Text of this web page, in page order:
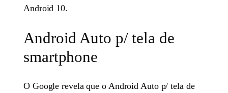
Android 10.
Android Auto p/ tela de
smartphone
O Google revela que o Android Auto p/ tela de